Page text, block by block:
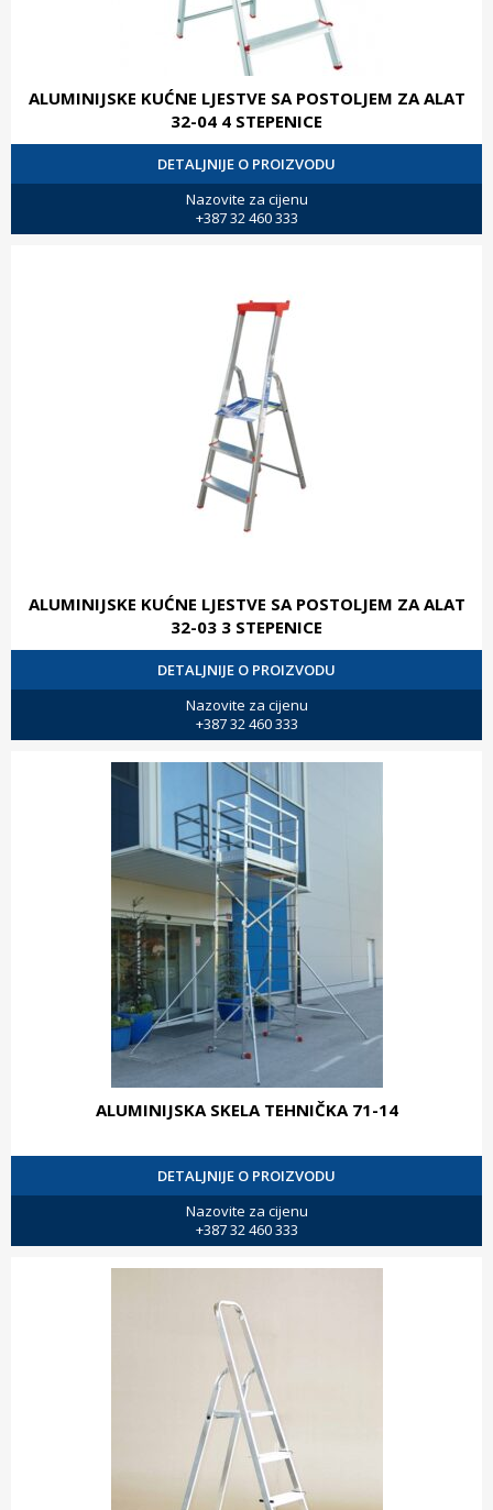
ALUMINIJSKE KUĆNE LJESTVE SA POSTOLJEM ZA ALAT
32-04 4 STEPENICE
DETALJNIJE O PROIZVODU
Nazovite za cijenu
+387 32 460 333
ALUMINIJSKE KUĆNE LJESTVE SA POSTOLJEM ZA ALAT
32-03 3 STEPENICE
DETALJNIJE O PROIZVODU
Nazovite za cijenu
+387 32 460 333
ALUMINIJSKA SKELA TEHNIČKA 71-14
DETALJNIJE O PROIZVODU
Nazovite za cijenu
+387 32 460 333